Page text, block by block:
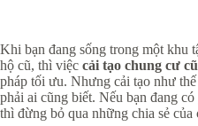
Khi bạn đang sống trong một khu
hộ cũ, thì việc cải tạo chung cư
pháp tối ưu. Nhưng cải tạo như
phải ai cũng biết. Nếu bạn đang
thì đừng bỏ qua những chia sẻ